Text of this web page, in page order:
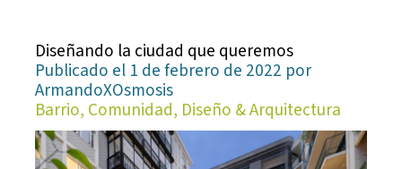
Diseñando la ciudad que queremos
Publicado el 1 de febrero de 2022 por
ArmandoXOsmosis
Barrio, Comunidad, Diseño & Arquitectura